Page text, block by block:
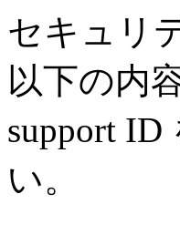
セキュリ
以下の内
support
い。